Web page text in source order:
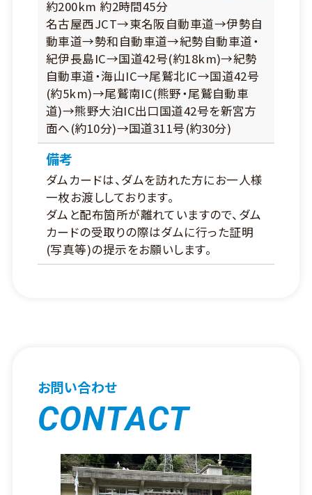
約200km 約2時間45分
名古屋西JCT→東名阪自動車道→伊勢自
動車道→勢和自動車道→紀勢自動車道・
紀伊長島IC→国道42号(約18km)→紀勢
自動車道・海山IC→尾鷲北IC→国道42号
(約5km)→尾鷲南IC(熊野・尾鷲自動車
道)→熊野大泊IC出口国道42号を新宮方
面へ(約10分)→国道311号(約30分)
備考
ダムカードは、ダムを訪れた方にお一人様
一枚お渡ししております。
ダムと配布箇所が離れていますので、ダム
カードの受取りの際はダムに行った証明
(写真等)の提示をお願いします。
お問い合わせ
CONTACT